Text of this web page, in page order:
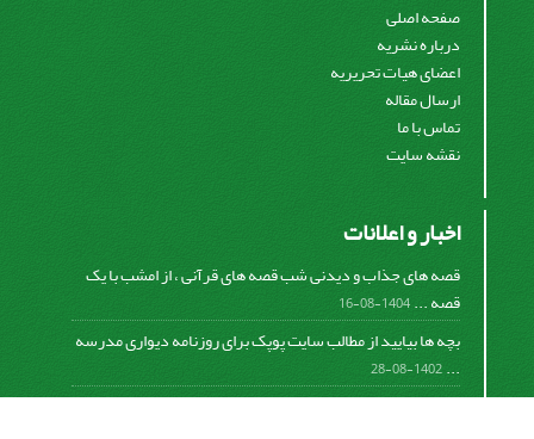
صفحه اصلی
درباره نشریه
اعضای هیات تحریریه
ارسال مقاله
تماس با ما
نقشه سایت
اخبار و اعلانات
قصه های جذاب و دیدنی شب قصه های قرآنی ، از امشب با یک
قصه ...1404-08-16
بچه ها بیایید از مطالب سایت پوپک برای روزنامه دیواری مدرسه
...
1402-08-28